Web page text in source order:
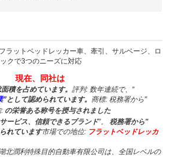
現在、同社は
積を占めています。 評判: 数年連続で、“
”として認められています。 商標: 税務署から"
の栄誉ある称号を授与されました
ービス、信頼できるブランド”。
税務署から"
れています市場での地位: フラットベッドレッカ
北潤利特殊目的自動車有限公司は、全国レベルの